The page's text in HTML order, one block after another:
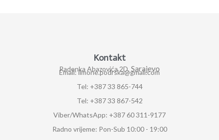
Kontakt
Radenka Abazovića 2D, Sarajevo
Email: ilmone.podrska@gmail.com
Tel: +387 33 865-744
Tel: +387 33 867-542
Viber/WhatsApp: +387 60 311-9177
Radno vrijeme: Pon-Sub 10:00 - 19:00